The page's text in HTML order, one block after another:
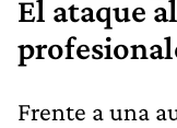
El ataque
Frente a una